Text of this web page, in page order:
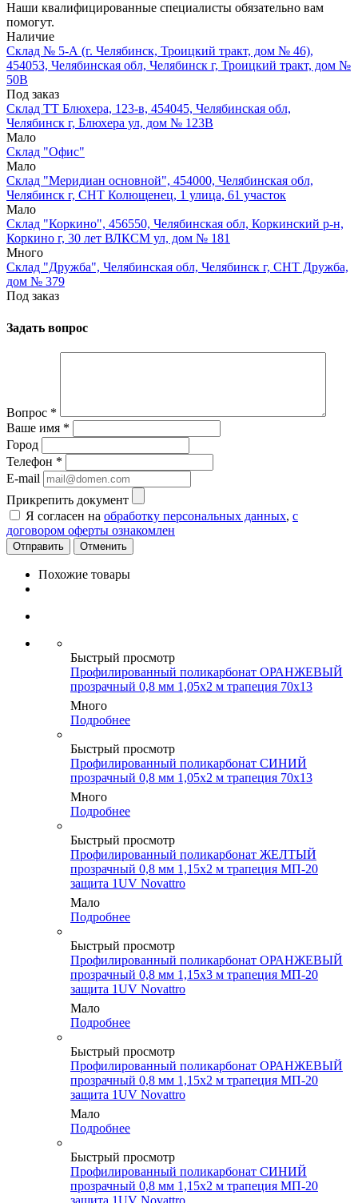
Наши квалифицированные специалисты обязательно вам
помогут.
Наличие
Склад № 5-А (г. Челябинск, Троицкий тракт, дом № 46),
454053, Челябинская обл, Челябинск г, Троицкий тракт, дом №
50В
Под заказ
Склад ТТ Блюхера, 123-в, 454045, Челябинская обл,
Челябинск г, Блюхера ул, дом № 123В
Мало
Склад "Офис"
Мало
Склад "Меридиан основной", 454000, Челябинская обл,
Челябинск г, СНТ Колющенец, 1 улица, 61 участок
Мало
Склад "Коркино", 456550, Челябинская обл, Коркинский р-н,
Коркино г, 30 лет ВЛКСМ ул, дом № 181
Много
Склад "Дружба", Челябинская обл, Челябинск г, СНТ Дружба,
дом № 379
Под заказ
Задать вопрос
Вопрос *
Ваше имя *
Город
Телефон *
E-mail
Прикрепить документ
Я согласен на обработку персональных данных, с
договором оферты ознакомлен
Отменить
Похожие товары
Быстрый просмотр
Профилированный поликарбонат ОРАНЖЕВЫЙ
прозрачный 0,8 мм 1,05х2 м трапеция 70х13
Много
Подробнее
Быстрый просмотр
Профилированный поликарбонат СИНИЙ
прозрачный 0,8 мм 1,05х2 м трапеция 70х13
Много
Подробнее
Быстрый просмотр
Профилированный поликарбонат ЖЕЛТЫЙ
прозрачный 0,8 мм 1,15х2 м трапеция МП-20
защита 1UV Novattro
Мало
Подробнее
Быстрый просмотр
Профилированный поликарбонат ОРАНЖЕВЫЙ
прозрачный 0,8 мм 1,15х3 м трапеция МП-20
защита 1UV Novattro
Мало
Подробнее
Быстрый просмотр
Профилированный поликарбонат ОРАНЖЕВЫЙ
прозрачный 0,8 мм 1,15х2 м трапеция МП-20
защита 1UV Novattro
Мало
Подробнее
Быстрый просмотр
Профилированный поликарбонат СИНИЙ
прозрачный 0,8 мм 1,15х2 м трапеция МП-20
защита 1UV Novattro